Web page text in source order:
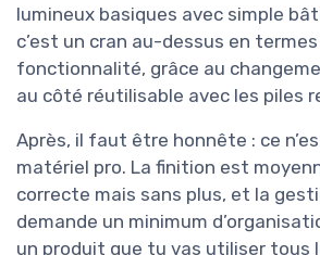
lumineux basiques avec simple
c’est un cran au-dessus en
fonctionnalité, grâce au
au côté réutilisable avec les piles
Après, il faut être honnête : ce
matériel pro. La finition est
correcte mais sans plus, et la
demande un minimum
un produit que tu vas utiliser tous